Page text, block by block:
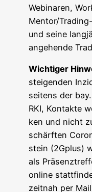
Web­i­na­ren,
Men­tor/­
und sei­ne
ange­hen­de
Wich­ti­ger
stei­gen­den
sei­tens der
RKI, Kon­tak­te
ken und nicht
schärf­ten
stein (2Gplus)
als
online
zeit­nah per